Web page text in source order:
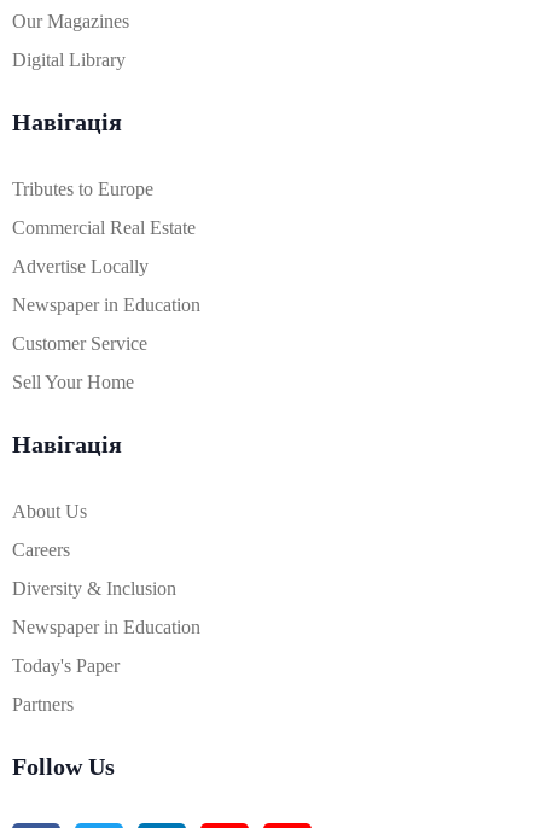
Our Magazines
Digital Library
Навігація
Tributes to Europe
Commercial Real Estate
Advertise Locally
Newspaper in Education
Customer Service
Sell Your Home
Навігація
About Us
Careers
Diversity & Inclusion
Newspaper in Education
Today's Paper
Partners
Follow Us